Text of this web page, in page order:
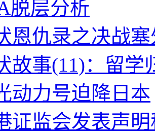
脱层分析
恩仇录之决战
故事(11)：留学
动力号迫降日本
证监会发表声